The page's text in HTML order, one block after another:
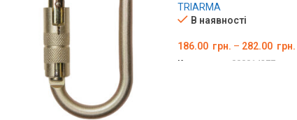
TRIARMA
В наявності
186.00 грн. – 282.00 грн.
Код товару: 000014277